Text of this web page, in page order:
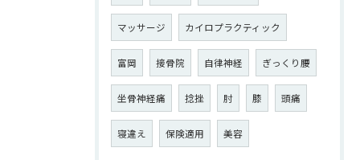
マッサージ カイロプラクティック
富岡 接骨院 自律神経 ぎっくり腰
坐骨神経痛 捻挫 肘 膝 頭痛
寝違え 保険適用 美容